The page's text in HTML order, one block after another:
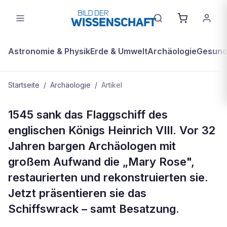
Astronomie & PhysikErde & UmweltArchäologie
Startseite / Archäologie / Artikel
Mann und Maus der Mary Rose
1545 sank das Flaggschiff des
englischen Königs Heinrich VIII. Vor 32
Jahren bargen Archäologen mit
großem Aufwand die „Mary Rose",
restaurierten und rekonstruierten sie.
Jetzt präsentieren sie das
Schiffswrack – samt Besatzung.